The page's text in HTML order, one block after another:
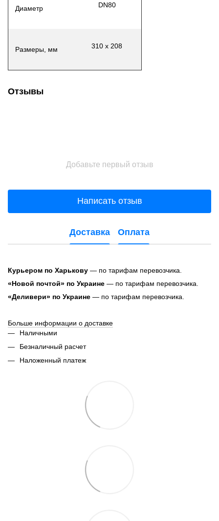
Диаметр DN80
Размеры, мм 310 х 208
Отзывы
Добавьте первый отзыв
Написать отзыв
Доставка Оплата
Курьером по Харькову — по тарифам перевозчика.
«Новой почтой» по Украине — по тарифам перевозчика.
«Деливери» по Украине — по тарифам перевозчика.
Больше информации о доставке
Наличными
Безналичный расчет
Наложенный платеж